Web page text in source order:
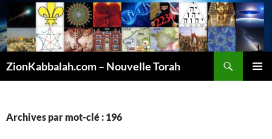
ZionKabbalah.com – Nouvelle Torah
Archives par mot-clé : 196